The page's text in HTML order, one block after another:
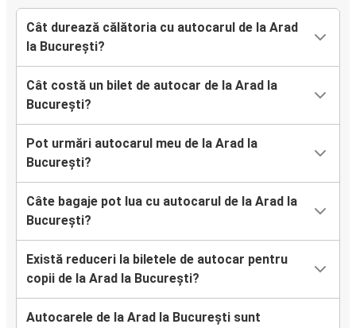
Cât durează călătoria cu autocarul de la Arad
la București?
Cât costă un bilet de autocar de la Arad la
București?
Pot urmări autocarul meu de la Arad la
București?
Câte bagaje pot lua cu autocarul de la Arad la
București?
Există reduceri la biletele de autocar pentru
copii de la Arad la București?
Autocarele de la Arad la București sunt